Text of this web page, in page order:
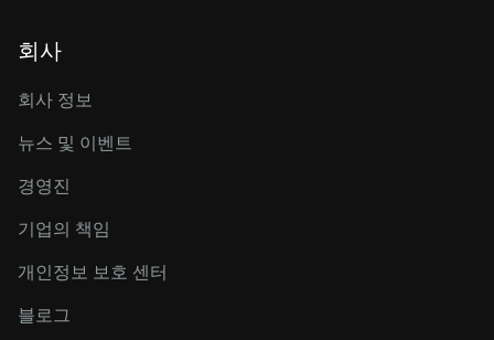
회사
회사 정보
뉴스 및 이벤트
경영진
기업의 책임
개인정보 보호 센터
블로그